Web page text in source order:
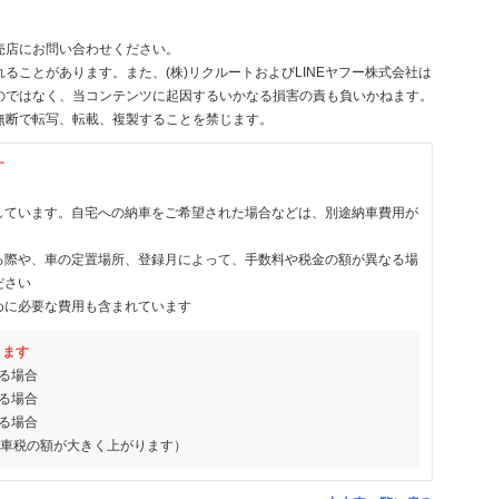
にお問い合わせください。
ことがあります。また、(株)リクルートおよびLINEヤフー株式会社は
はなく、当コンテンツに起因するいかなる損害の責も負いかねます。
で転写、転載、複製することを禁じます。
います。自宅への納車をご希望された場合などは、別途納車費用が
や、車の定置場所、登録月によって、手数料や税金の額が異なる場
さい
必要な費用も含まれています
す
場合
場合
場合
税の額が大きく上がります）